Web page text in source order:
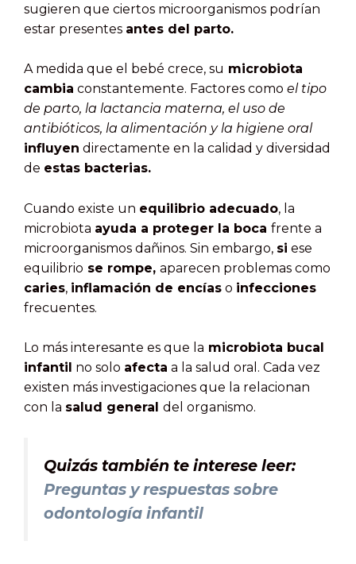
sugieren que ciertos microorganismos podrían
estar presentes antes del parto.
A medida que el bebé crece, su microbiota
cambia constantemente. Factores como el tipo
de parto, la lactancia materna, el uso de
antibióticos, la alimentación y la higiene oral
influyen directamente en la calidad y diversidad
de estas bacterias.
Cuando existe un equilibrio adecuado, la
microbiota ayuda a proteger la boca frente a
microorganismos dañinos. Sin embargo, si ese
equilibrio se rompe, aparecen problemas como
caries, inflamación de encías o infecciones
frecuentes.
Lo más interesante es que la microbiota bucal
infantil no solo afecta a la salud oral. Cada vez
existen más investigaciones que la relacionan
con la salud general del organismo.
Quizás también te interese leer:
Preguntas y respuestas sobre
odontología infantil